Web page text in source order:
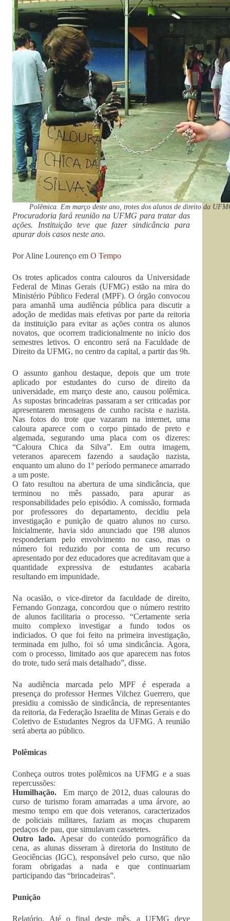
Polêmica. Em março deste ano, trotes dos alunos de direito da
Procuradoria fará reunião na UFMG para tratar das
ações. Instituição teve que fazer sindicância para
apurar dois casos neste ano.
Por Aline Lourenço em O Tempo
Os trotes aplicados contra calouros da Universidade
Federal de Minas Gerais (UFMG) estão na mira do
Ministério Público Federal (MPF). O órgão convocou
para amanhã uma audiência pública para discutir a
adoção de medidas mais efetivas por parte da reitoria
da instituição para evitar as ações contra os alunos
novatos, que ocorrem tradicionalmente no início dos
semestres letivos. O encontro será na Faculdade de
Direito da UFMG, no centro da capital, a partir das 9h.
O assunto ganhou destaque, depois que um trote
aplicado por estudantes do curso de direito da
universidade, em março deste ano, causou polêmica.
As supostas brincadeiras passaram a ser criticadas por
apresentarem mensagens de cunho racista e nazista.
Nas fotos do trote que vazaram na internet, uma
caloura aparece com o corpo pintado de preto e
algemada, segurando uma placa com os dizeres:
“Caloura Chica da Silva”. Em outra imagem,
veteranos aparecem fazendo a saudação nazista,
enquanto um aluno do 1º período permanece amarrado
a um poste.
O fato resultou na abertura de uma sindicância, que
terminou no mês passado, para apurar as
responsabilidades pelo episódio. A comissão, formada
por professores do departamento, decidiu pela
investigação e punição de quatro alunos no curso.
Inicialmente, havia sido anunciado que 198 alunos
responderiam pelo envolvimento no caso, mas o
número foi reduzido por conta de um recurso
apresentado por dez educadores que acreditavam que a
quantidade expressiva de estudantes acabaria
resultando em impunidade.
Na ocasião, o vice-diretor da faculdade de direito,
Fernando Gonzaga, concordou que o número restrito
de alunos facilitaria o processo. “Certamente seria
muito complexo investigar a fundo todos os
indiciados. O que foi feito na primeira investigação,
terminada em julho, foi só uma sindicância. Agora,
com o processo, limitado aos que aparecem nas fotos
do trote, tudo será mais detalhado”, disse.
Na audiência marcada pelo MPF é esperada a
presença do professor Hermes Vilchez Guerrero, que
presidiu a comissão de sindicância, de representantes
da reitoria, da Federação Israelita de Minas Gerais e do
Coletivo de Estudantes Negros da UFMG. A reunião
será aberta ao público.
Polêmicas
Conheça outros trotes polêmicos na UFMG e a suas
repercussões:
Humilhação. Em março de 2012, duas calouras do
curso de turismo foram amarradas a uma árvore, ao
mesmo tempo em que dois veteranos, caracterizados
de policiais militares, faziam as moças chuparem
pedaços de pau, que simulavam cassetetes.
Outro lado.Apesar do conteúdo pornográfico da
cena, as alunas disseram à diretoria do Instituto de
Geociências (IGC), responsável pelo curso, que não
foram obrigadas a nada e que continuariam
participando das “brincadeiras”.
Punição
Relatório. Até o final deste mês, a UFMG deve